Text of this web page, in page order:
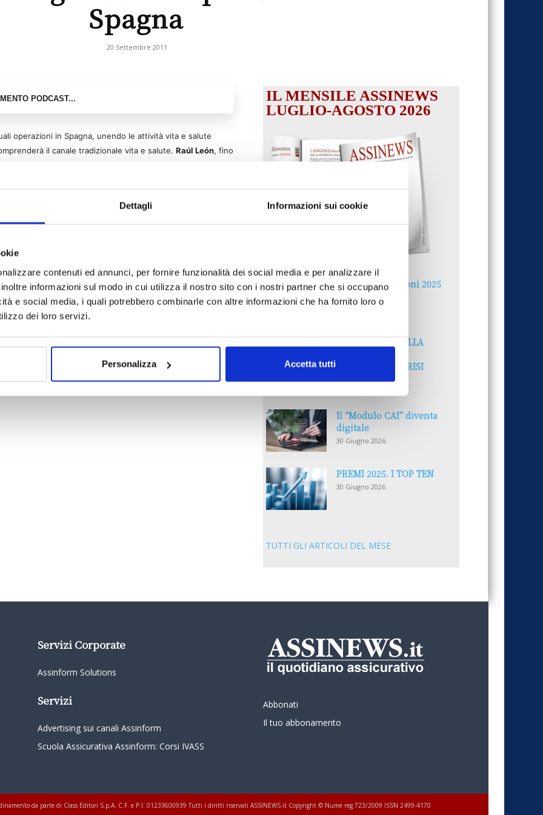
Dettagli Informazioni sui cookie
contenuti ed annunci, per fornire funzionalità dei social media e per analizzare il
informazioni sul modo in cui utilizza il nostro sito con i nostri partner che si occupano
e social media, i quali potrebbero combinarle con altre informazioni che ha fornito loro o
dei loro servizi.
Personalizza Accetta tutti
Spagna
20 Settembre 2011
operazioni in Spagna, unendo le attività vita e salute
il canale tradizionale vita e salute. Raúl León, fino
a capo della nuova direzione dal prossimo primo ottobre.
direzione Media, che è stata ribattezzata la Direzione
IL MENSILE ASSINEWS
LUGLIO-AGOSTO 2026
Reclami e sanzioni 2025
30 Giugno 2026
LA GESTIONE DELLA
RECENSIONI E CRISI
DIGITALI
Il “Modulo CAI” diventa
digitale
30 Giugno 2026
PREMI 2025. I TOP TEN
30 Giugno 2026
TUTTI GLI ARTICOLI DEL MESE
Servizi Corporate
Assinform Solutions
Servizi
Advertising sui canali Assinform
Scuola Assicurativa Assinform: Corsi IVASS
Abbonati
Il tuo abbonamento
da parte di Class Editori S.p.A. C.F. e P.I. 01233600939 Tutti i diritti riservati ASSINEWS.it Copyright © Nume reg 723/2009 ISSN 2499-4170